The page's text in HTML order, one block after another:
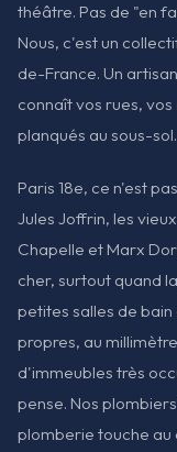
théâtre. Pas de "en
Nous, c'est un
de-France. Un
connaît vos rues,
planqués au sous-sol.
Paris 18e, ce n'est
Jules Joffrin, les
Chapelle et Marx
cher, surtout quand
petites salles de
propres, au
d'immeubles très
pense. Nos
plomberie touche au